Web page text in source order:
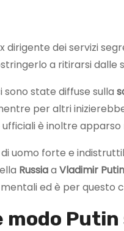
dirigente dei servizi
a ritirarsi dalle
sono state diffuse sulla
per altri
è inoltre
di uomo forte e
Russiaa Vladimir
ed è per questo
modo